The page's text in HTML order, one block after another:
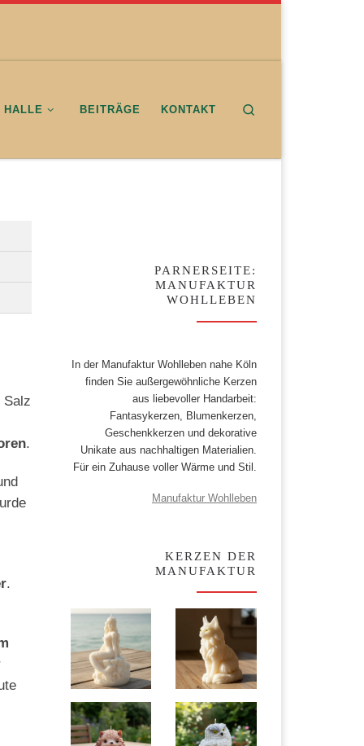
HALLE BEITRÄGE KONTAKT
Salz
.
.
PARNERSEITE:
MANUFAKTUR
WOHLLEBEN
In der Manufaktur Wohlleben nahe Köln
finden Sie außergewöhnliche Kerzen
aus liebevoller Handarbeit:
Fantasykerzen, Blumenkerzen,
Geschenkkerzen und dekorative
Unikate aus nachhaltigen Materialien.
Für ein Zuhause voller Wärme und Stil.
Manufaktur Wohlleben
KERZEN DER
MANUFAKTUR